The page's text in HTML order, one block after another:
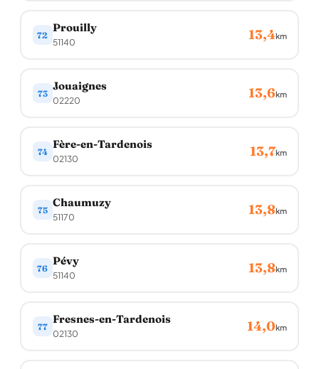
72
Prouilly
51140 13,4km
73
Jouaignes
02220 13,6km
74
Fère-en-Tardenois
02130 13,7km
75
Chaumuzy
51170 13,8km
76
Pévy
51140 13,8km
77
Fresnes-en-Tardenois
02130 14,0km